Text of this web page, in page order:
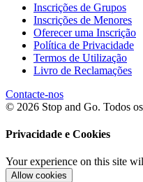
Inscrições de Grupos
Inscrições de Menores
Oferecer uma Inscrição
Política de Privacidade
Termos de Utilização
Livro de Reclamações
Contacte-nos
© 2026 Stop and Go. Todos
Privacidade e Cookies
Your experience on this site
Allow cookies